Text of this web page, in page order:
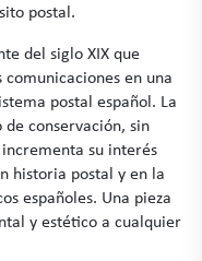
postal.
del siglo XIX que
en una
postal español. La
conservación, sin
su interés
historia postal y en la
españoles. Una pieza
y estético a cualquier